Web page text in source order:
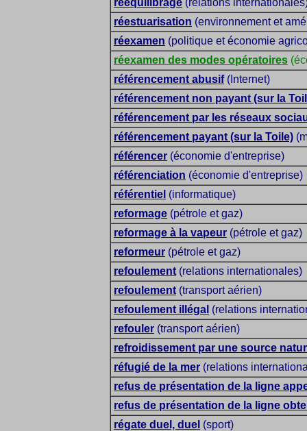
rééquilibrage (relations
réestuarisation (environnement et
réexamen (politique et économie
réexamen des modes opératoires
référencement abusif(Internet)
référencement non payant (sur la
référencement par les réseaux
référencement payant (sur la Toile)
référencer (économie d'entreprise)
référenciation (économie d'entreprise)
référentiel (informatique)
reformage (pétrole et gaz)
reformage à la vapeur (pétrole et gaz)
reformeur (pétrole et gaz)
refoulement (relations internationales)
refoulement (transport aérien)
refoulement illégal (relations
refouler (transport aérien)
refroidissement par une source
réfugié de la mer (relations
refus de présentation de la ligne
refus de présentation de la ligne
régate duel, duel (sport)